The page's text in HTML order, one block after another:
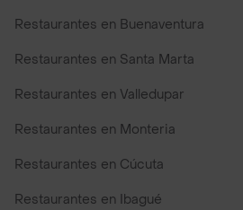
Restaurantes en Buenaventura
Restaurantes en Santa Marta
Restaurantes en Valledupar
Restaurantes en Monteria
Restaurantes en Cúcuta
Restaurantes en Ibagué